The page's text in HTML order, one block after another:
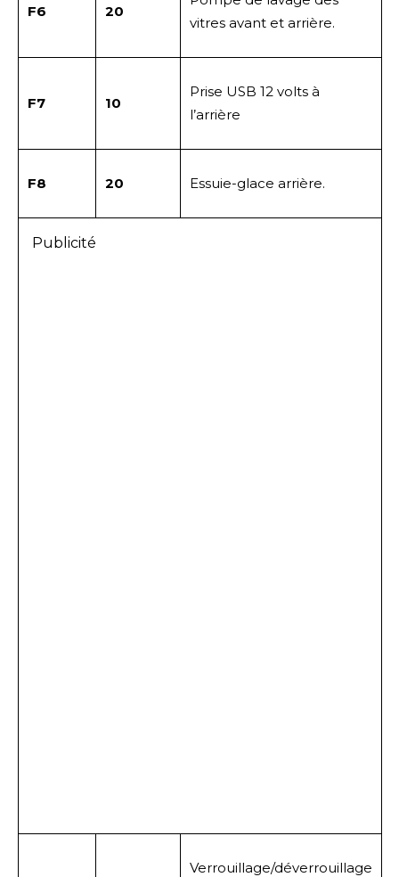
F6 20
vitres avant et arrière.
F7 10
Prise USB 12 volts à
l’arrière
F8 20 Essuie-glace arrière.
Publicité
Verrouillage/déverrouillage